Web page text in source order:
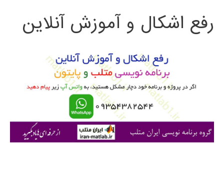
ج
ی
رفع اشکال و آموزش آنلاین